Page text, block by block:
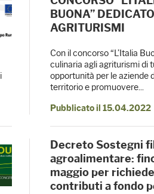
BUONA”
AGRITURISMI
Con il concorso “L’Italia
culinaria agli agriturismi di
opportunità per le aziende
territorio e promuovere...
Pubblicato il 15.04.2022
Decreto Sostegni
agroalimentare:
maggio per
contributi a fondo